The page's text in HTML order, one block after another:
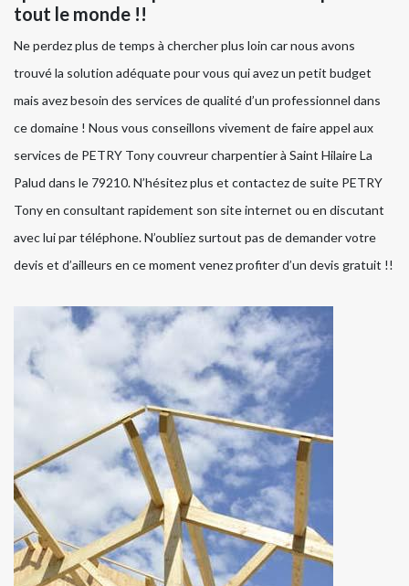
tout le monde !!
Ne perdez plus de temps à chercher plus loin car nous avons
trouvé la solution adéquate pour vous qui avez un petit budget
mais avez besoin des services de qualité d’un professionnel dans
ce domaine ! Nous vous conseillons vivement de faire appel aux
services de PETRY Tony couvreur charpentier à Saint Hilaire La
Palud dans le 79210. N’hésitez plus et contactez de suite PETRY
Tony en consultant rapidement son site internet ou en discutant
avec lui par téléphone. N’oubliez surtout pas de demander votre
devis et d’ailleurs en ce moment venez profiter d’un devis gratuit !!